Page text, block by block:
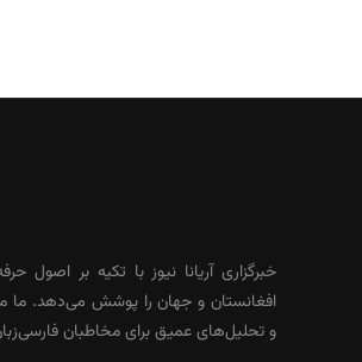
خبرگزاری آریانا نیوز با تکیه بر اصول
افغانستان و جهان را پوشش می‌دهد. ما
و تحلیل‌های عمیق برای مخاطبان